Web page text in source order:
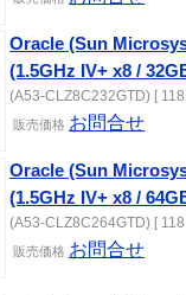
Oracle (Sun
(1.5GHz IV+ x8 /
(A53-CLZ8C232GTD) [
販売価格 お問合せ
Oracle (Sun
(1.5GHz IV+ x8 /
(A53-CLZ8C264GTD) [
販売価格 お問合せ